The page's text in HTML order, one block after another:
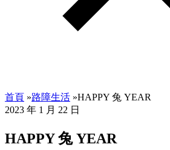
首頁 »路障生活 »HAPPY 兔 YEAR
2023 年 1 月 22 日
HAPPY 兔 YEAR